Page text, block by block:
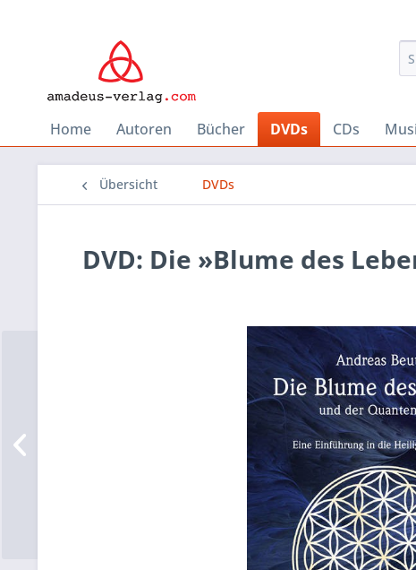
Home Autoren Bücher DVDs CDs
Übersicht DVDs
DVD: Die »Blume des